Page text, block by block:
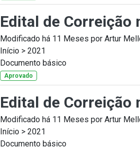
Edital de Correição
Modificado há 11 Meses por Artur
Início > 2021
Documento básico
Aprovado
Edital de Correição
Modificado há 11 Meses por Artur
Início > 2021
Documento básico